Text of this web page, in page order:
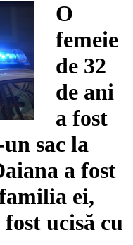
O
femeie
de 32
de ani
a fost
sac la
a fost
ei,
ucisă cu